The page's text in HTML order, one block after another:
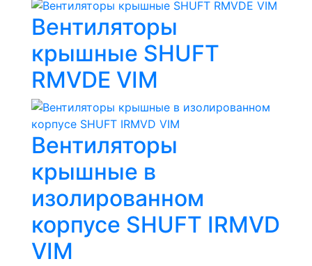
Вентиляторы
крышные SHUFT
RMVDE VIM
Вентиляторы
крышные в
изолированном
корпусе SHUFT IRMVD
VIM